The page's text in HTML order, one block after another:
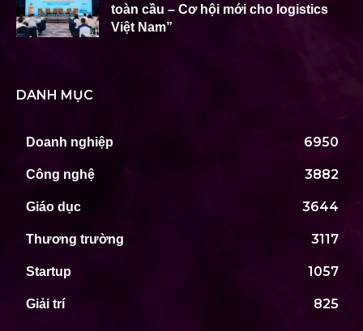
toàn cầu – Cơ hội mới cho logistics
Việt Nam”
DANH MỤC
Doanh nghiệp 6950
Công nghệ 3882
Giáo dục 3644
Thương trường 3117
Startup 1057
Giải trí 825